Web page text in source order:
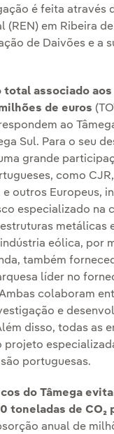
é feita através
(REN) em Ribeira
de Daivões e a
associado aos
de euros
ao
Sul. Para o seu
grande
como
e outros Europeus,
especializado na
metálicas
eólica, por
também
líder no
colaboram
e
disso, todas as
projeto
portuguesas.
do Tâmega
toneladas de CO₂
anual de